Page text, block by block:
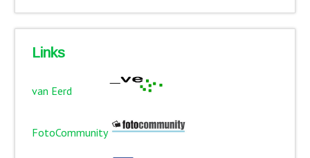
Links
van Eerd
FotoCommunity